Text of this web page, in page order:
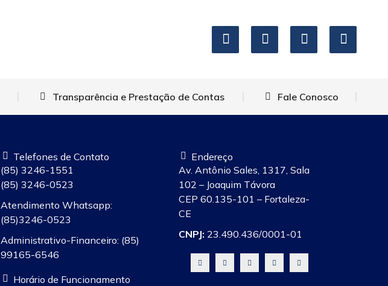
Transparência e Prestação de Contas Fale Conosco
Telefones de Contato
(85) 3246-1551
(85) 3246-0523
Atendimento Whatsapp:
(85)3246-0523
Administrativo-Financeiro: (85)
99165-6546
Horário de Funcionamento
Endereço
Av. Antônio Sales, 1317, Sala
102 – Joaquim Távora
CEP 60.135-101 – Fortaleza-
CE
CNPJ: 23.490.436/0001-01